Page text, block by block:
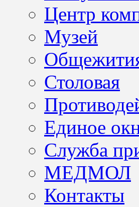
Центр
Музей
Столовая
Единое
Служба
МЕДМОЛ
Контакты